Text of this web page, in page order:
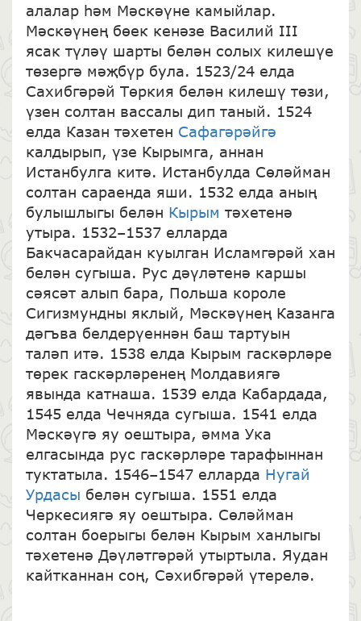
алалар һәм Мәскәүне камыйлар.
Мәскәүнең бөек кенәзе Василий III
ясак түләү шарты белән солых килешүе
төзергә мәҗбүр була. 1523/24 елда
Сахибгәрәй Төркия белән килешү төзи,
үзен солтан вассалы дип таный. 1524
елда Казан тәхетен Сафагәрәйгә
калдырып, үзе Кырымга, аннан
Истанбулга китә. Истанбулда Сөләйман
солтан сараенда яши. 1532 елда аның
булышлыгы белән Кырым тәхетенә
утыра. 1532–1537 елларда
Бакчасарайдан куылган Исламгәрәй хан
белән сугыша. Рус дәүләтенә каршы
сәясәт алып бара, Польша короле
Сигизмундны яклый, Мәскәүнең Казанга
дәгъва белдерүеннән баш тартуын
таләп итә. 1538 елда Кырым гаскәрләре
төрек гаскәрләренең Молдавиягә
явында катнаша. 1539 елда Кабардада,
1545 елда Чечняда сугыша. 1541 елда
Мәскәүгә яу оештыра, әмма Ука
елгасында рус гаскәрләре тарафыннан
туктатыла. 1546–1547 елларда Нугай
Урдасы белән сугыша. 1551 елда
Черкесиягә яу оештыра. Сөләйман
солтан боерыгы белән Кырым ханлыгы
тәхетенә Дәүләтгәрәй утыртыла. Яудан
кайтканнан соң, Сәхибгәрәй үтерелә.